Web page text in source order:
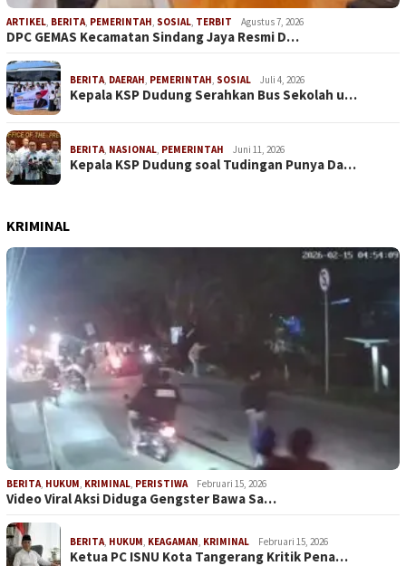
ARTIKEL, BERITA, PEMERINTAH, SOSIAL, TERBIT Agustus 7, 2026
DPC GEMAS Kecamatan Sindang Jaya Resmi D…
BERITA, DAERAH, PEMERINTAH, SOSIAL Juli 4, 2026
Kepala KSP Dudung Serahkan Bus Sekolah u…
BERITA, NASIONAL, PEMERINTAH Juni 11, 2026
Kepala KSP Dudung soal Tudingan Punya Da…
KRIMINAL
BERITA HUKUM KRIMINAL PERISTIWA Februari 15, 2026
Video Viral Aksi Diduga Gengster Bawa Sa…
BERITA HUKUM KEAGAMAN KRIMINAL Februari 15, 2026
Ketua PC ISNU Kota Tangerang Kritik Pena…